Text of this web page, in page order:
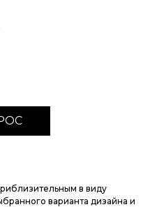
в виду
варианта дизайна и